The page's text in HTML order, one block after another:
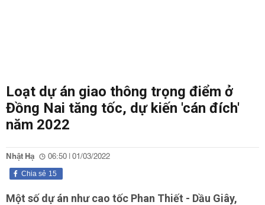
Loạt dự án giao thông trọng điểm ở
Đồng Nai tăng tốc, dự kiến 'cán đích'
năm 2022
Nhật Hạ 06:50 | 01/03/2022
15
Chia sẻ
Một số dự án như cao tốc Phan Thiết - Dầu Giây,